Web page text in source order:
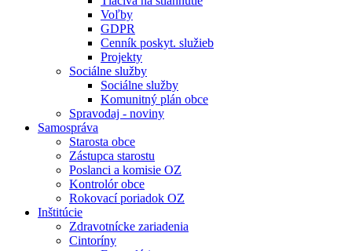
Voľby
GDPR
Cenník poskyt. služieb
Projekty
Sociálne služby
Sociálne služby
Komunitný plán obce
Spravodaj - noviny
Samospráva
Starosta obce
Zástupca starostu
Poslanci a komisie OZ
Kontrolór obce
Rokovací poriadok OZ
Inštitúcie
Zdravotnícke zariadenia
Cintoríny